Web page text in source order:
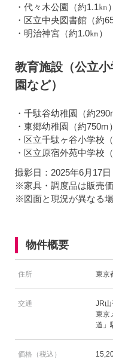
・代々木公園（約1.1㎞）
・区立中央図書館（約
・明治神宮（約1.0㎞）
教育施設（公立
園など）
・千駄谷幼稚園（約
・東郷幼稚園（約750m）
・区立千駄ヶ谷小学校
・区立原宿外苑中学校
撮影日：2025年6月17日
※家具・調度品は販売
※図面と現況が異なる
物件概要
住所 東京
交通
JR
東京
道」
価格（税込）